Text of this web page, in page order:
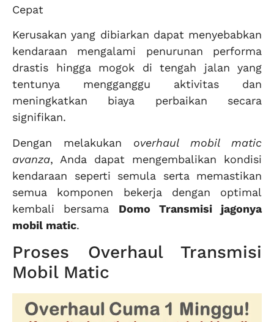
Cepat
Kerusakan yang dibiarkan dapat menyebabkan
kendaraan mengalami penurunan performa
drastis hingga mogok di tengah jalan yang
tentunya mengganggu aktivitas dan
meningkatkan biaya perbaikan secara
signifikan.
Dengan melakukan overhaul mobil matic
avanza, Anda dapat mengembalikan kondisi
kendaraan seperti semula serta memastikan
semua komponen bekerja dengan optimal
kembali bersama Domo Transmisi jagonya
mobil matic.
Proses Overhaul Transmisi
Mobil Matic